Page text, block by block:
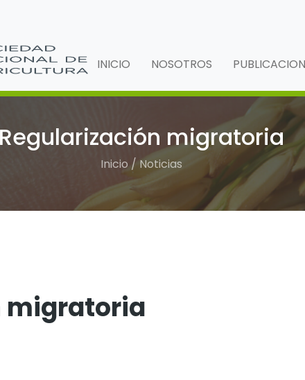
INICIO NOSOTROS
Regularización migratoria
Inicio / Noticias
migratoria